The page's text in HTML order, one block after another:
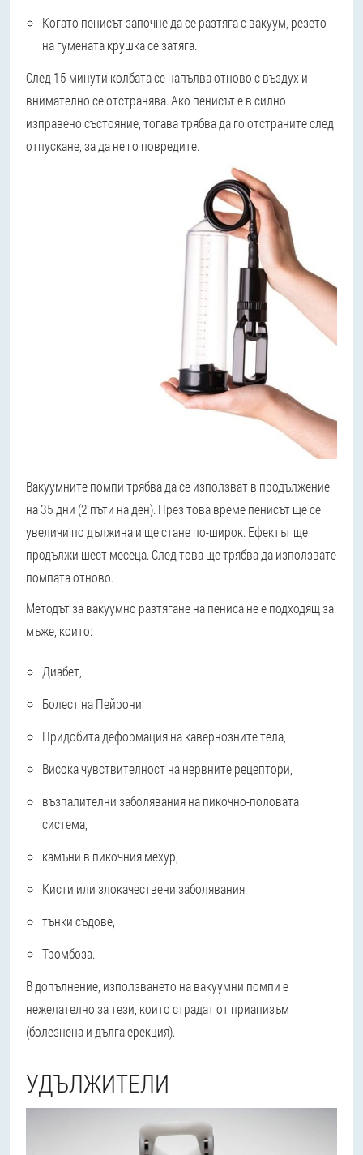
Когато пенисът започне да се разтяга с вакуум, резето
на гумената крушка се затяга.
След 15 минути колбата се напълва отново с въздух и
внимателно се отстранява. Ако пенисът е в силно
изправено състояние, тогава трябва да го отстраните след
отпускане, за да не го повредите.
Вакуумните помпи трябва да се използват в продължение
на 35 дни (2 пъти на ден). През това време пенисът ще се
увеличи по дължина и ще стане по-широк. Ефектът ще
продължи шест месеца. След това ще трябва да използвате
помпата отново.
Методът за вакуумно разтягане на пениса не е подходящ за
мъже, които:
Диабет,
Болест на Пейрони
Придобита деформация на кавернозните тела,
Висока чувствителност на нервните рецептори,
възпалителни заболявания на пикочно-половата
система,
камъни в пикочния мехур,
Кисти или злокачествени заболявания
тънки съдове,
Тромбоза.
В допълнение, използването на вакуумни помпи е
нежелателно за тези, които страдат от приапизъм
(болезнена и дълга ерекция).
УДЪЛЖИТЕЛИ